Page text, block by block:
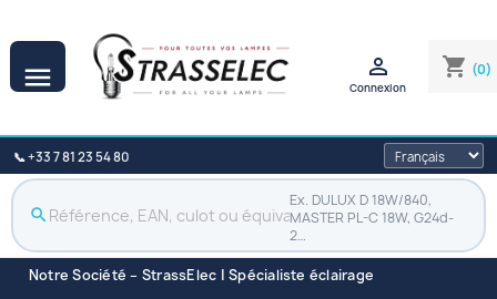
 shopping_cart (0)

Connexion
📞 +33 7 81 23 54 80
search
Ex. DULUX D 18W/840,
MASTER PL-C 18W, G24d-
2…
Notre Société – StrassElec | Spécialiste éclairage